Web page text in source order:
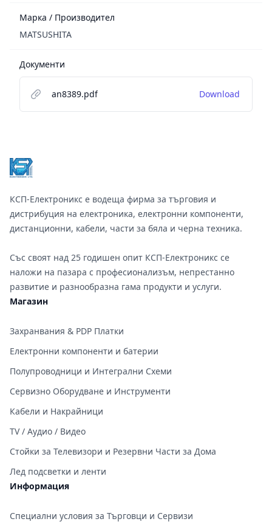
Марка / Производител
MATSUSHITA
Документи
an8389.pdf Download
КСП-Електроникс е водеща фирма за търговия и
дистрибуция на електроника, електронни компоненти,
дистанционни, кабели, части за бяла и черна техника.
Със своят над 25 годишен опит КСП-Електроникс се
наложи на пазара с професионализъм, непрестанно
развитие и разнообразна гама продукти и услуги.
Магазин
Захранвания & PDP Платки
Електронни компоненти и батерии
Полупроводници и Интегрални Схеми
Сервизно Оборудване и Инструменти
Кабели и Накрайници
TV / Аудио / Видео
Стойки за Телевизори и Резервни Части за Дома
Лед подсветки и ленти
Информация
Специални условия за Търговци и Сервизи